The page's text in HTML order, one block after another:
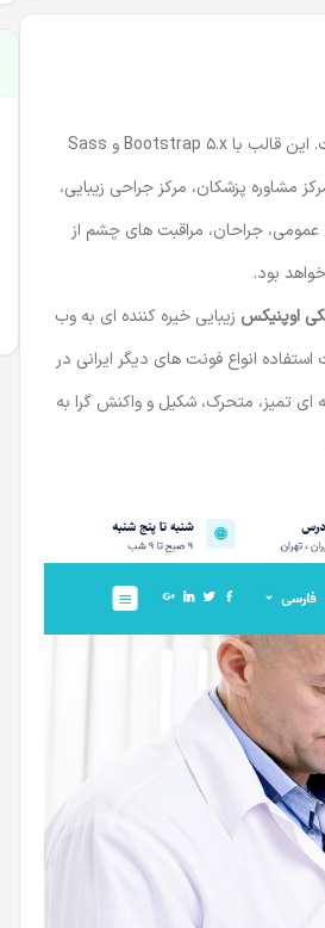
مدرن برای وب سایت چشم پزشکی، خدمات مراقبت از چشم و کلینیک پزشکی است. این قالب با Bootstrap 5.x و Sass
مشاوره پزشکان، مرکز جراحی زیبایی،
عمومی، جراحان، مراقبت های چشم از
بود.
اوپنیکس زیبایی خیره کننده ای به وب
استفاده انواع فونت های دیگر ایرانی در
ای تمیز، متحرک، شکیل و واکنش گرا به